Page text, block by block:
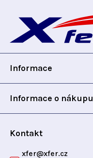
p
Informace
Informace o nákupu
Kontakt
xfer@xfer.cz